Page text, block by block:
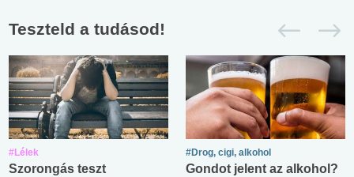
Teszteld a tudásod!
#Lélek
Szorongás teszt
#Drog, cigi, alkohol
Gondot jelent az alkohol?